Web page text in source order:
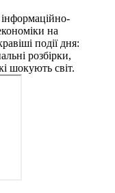
на
події дня:
розбірки,
шокують світ.